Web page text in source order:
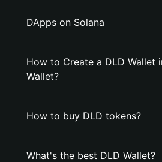
DApps on Solana
How to Create a DLD Wallet
Wallet?
How to buy DLD tokens?
What's the best DLD Wallet?